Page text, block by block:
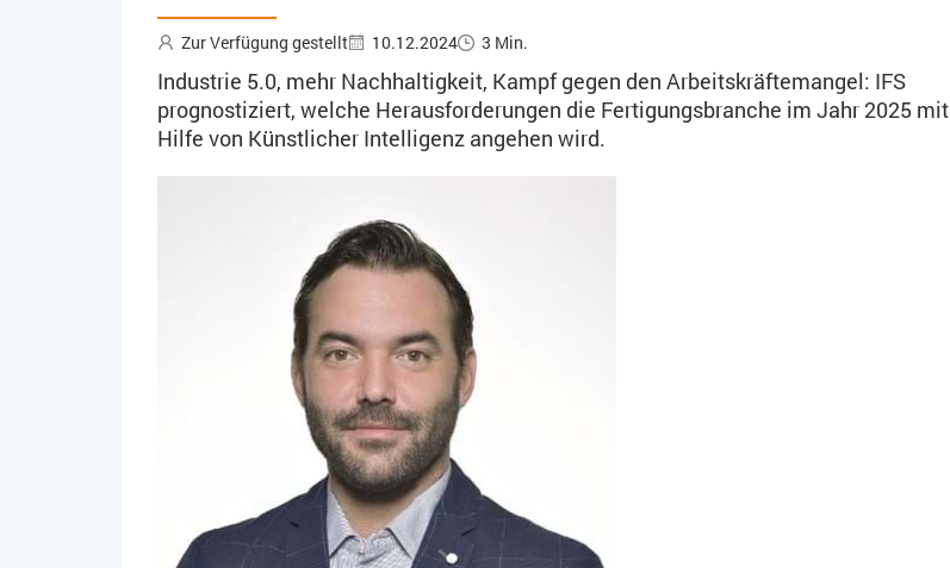
Zur Verfügung gestellt 10.12.2024 3 Min.
Industrie 5.0, mehr Nachhaltigkeit, Kampf gegen den Arbeitskräftemangel: IFS
prognostiziert, welche Herausforderungen die Fertigungsbranche im Jahr 2025 mit
Hilfe von Künstlicher Intelligenz angehen wird.